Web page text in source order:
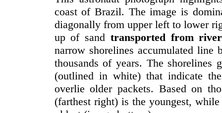
coast of Brazil. The image is
diagonally from upper left to lower
up of sand transported from
narrow shorelines accumulated
thousands of years. The shorelines
(outlined in white) that indicate
overlie older packets. Based on
(farthest right) is the youngest,